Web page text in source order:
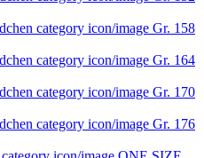
Gr. 158
Gr. 164
Gr. 170
Gr. 176